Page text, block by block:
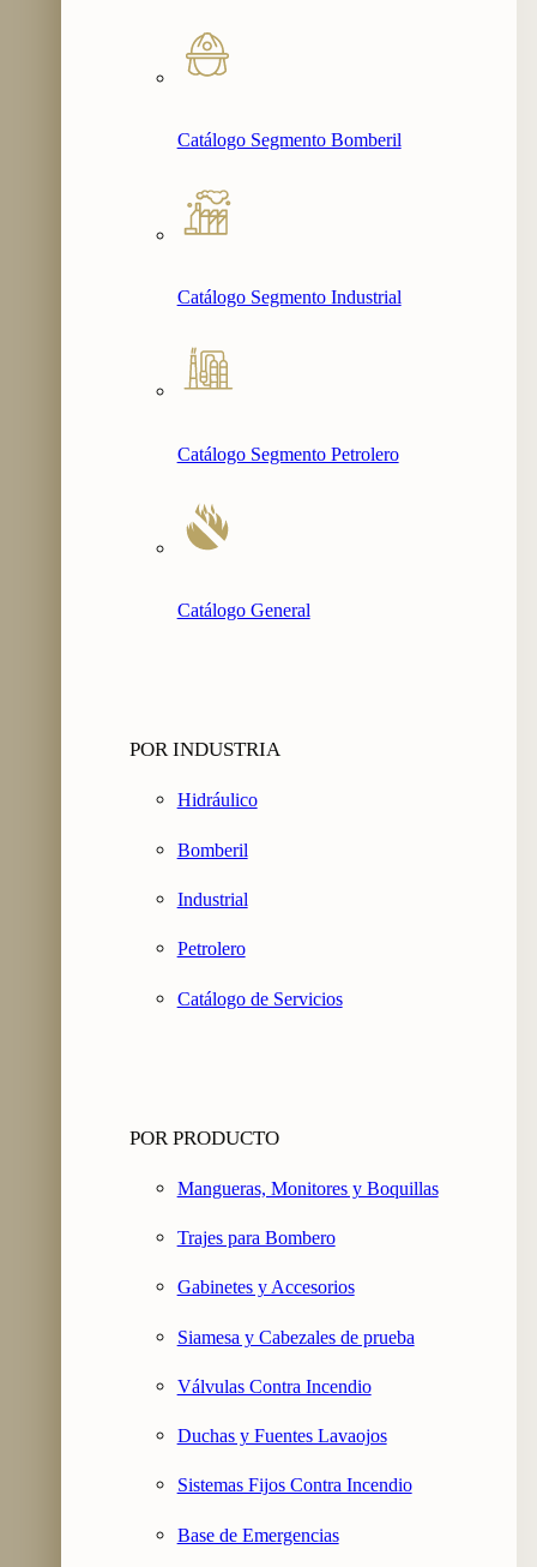
Catálogo Segmento Bomberil
Catálogo Segmento Industrial
Catálogo Segmento Petrolero
Catálogo General
POR INDUSTRIA
Hidráulico
Bomberil
Industrial
Petrolero
Catálogo de Servicios
POR PRODUCTO
Mangueras, Monitores y Boquillas
Trajes para Bombero
Gabinetes y Accesorios
Siamesa y Cabezales de prueba
Válvulas Contra Incendio
Duchas y Fuentes Lavaojos
Sistemas Fijos Contra Incendio
Base de Emergencias